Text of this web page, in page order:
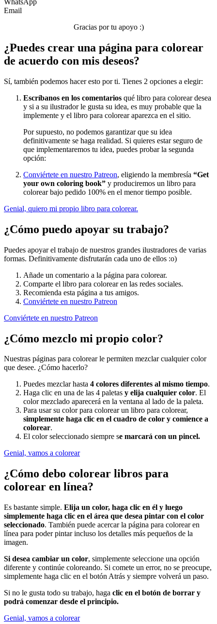
Verano y vacaciones
Libros para colorear para niños
Nezaradené
Sin categorizar
WhatsApp
Email
Gracias por tu apoyo :)
¿Puedes crear una página para colorear
de acuerdo con mis deseos?
Sí, también podemos hacer esto por ti. Tienes 2 opciones a elegir:
Escríbanos en los comentarios qué libro para colorear desea
y si a su ilustrador le gusta su idea, es muy probable que la
implemente y el libro para colorear aparezca en el sitio.
Por supuesto, no podemos garantizar que su idea
definitivamente se haga realidad. Si quieres estar seguro de
que implementaremos tu idea, puedes probar la segunda
opción:
Conviértete en nuestro Patreon, eligiendo la membresía “Get
your own coloring book” y produciremos un libro para
colorear bajo pedido 100% en el menor tiempo posible.
Genial, quiero mi propio libro para colorear.
¿Cómo puedo apoyar su trabajo?
Puedes apoyar el trabajo de nuestros grandes ilustradores de varias
formas. Definitivamente disfrutarán cada uno de ellos :o)
Añade un comentario a la página para colorear.
Comparte el libro para colorear en las redes sociales.
Recomienda esta página a tus amigos.
Conviértete en nuestro Patreon
Conviértete en nuestro Patreon
¿Cómo mezclo mi propio color?
Nuestras páginas para colorear le permiten mezclar cualquier color
que desee. ¿Cómo hacerlo?
Puedes mezclar hasta 4 colores diferentes al mismo tiempo.
Haga clic en una de las 4 paletas y elija cualquier color. El
color mezclado aparecerá en la ventana al lado de la paleta.
Para usar su color para colorear un libro para colorear,
simplemente haga clic en el cuadro de color y comience a
colorear.
El color seleccionado siempre se marcará con un pincel.
Genial, vamos a colorear
¿Cómo debo colorear libros para
colorear en línea?
Es bastante simple. Elija un color, haga clic en él y luego
simplemente haga clic en el área que desea pintar con el color
seleccionado. También puede acercar la página para colorear en
línea para poder pintar incluso los detalles más pequeños de la
imagen.
Si desea cambiar un color, simplemente seleccione una opción
diferente y continúe coloreando. Si comete un error, no se preocupe,
simplemente haga clic en el botón Atrás y siempre volverá un paso.
Si no le gusta todo su trabajo, haga clic en el botón de borrar y
podrá comenzar desde el principio.
Genial, vamos a colorear